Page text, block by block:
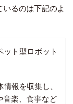
るのは下記のよ
ット型ロボット
報を収集し、
音楽、食事など